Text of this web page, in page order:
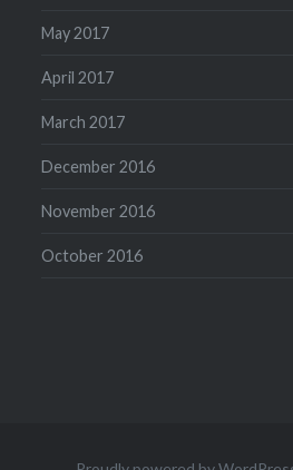
May 2017
April 2017
March 2017
December 2016
November 2016
October 2016